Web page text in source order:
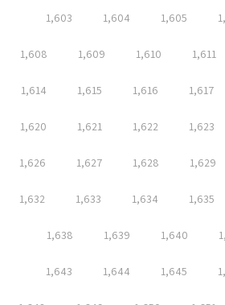
1,603 1,604 1,605
1,608 1,609 1,610 1,611
1,614 1,615 1,616 1,617
1,620 1,621 1,622 1,623
1,626 1,627 1,628 1,629
1,632 1,633 1,634 1,635
1,638 1,639 1,640
1,643 1,644 1,645